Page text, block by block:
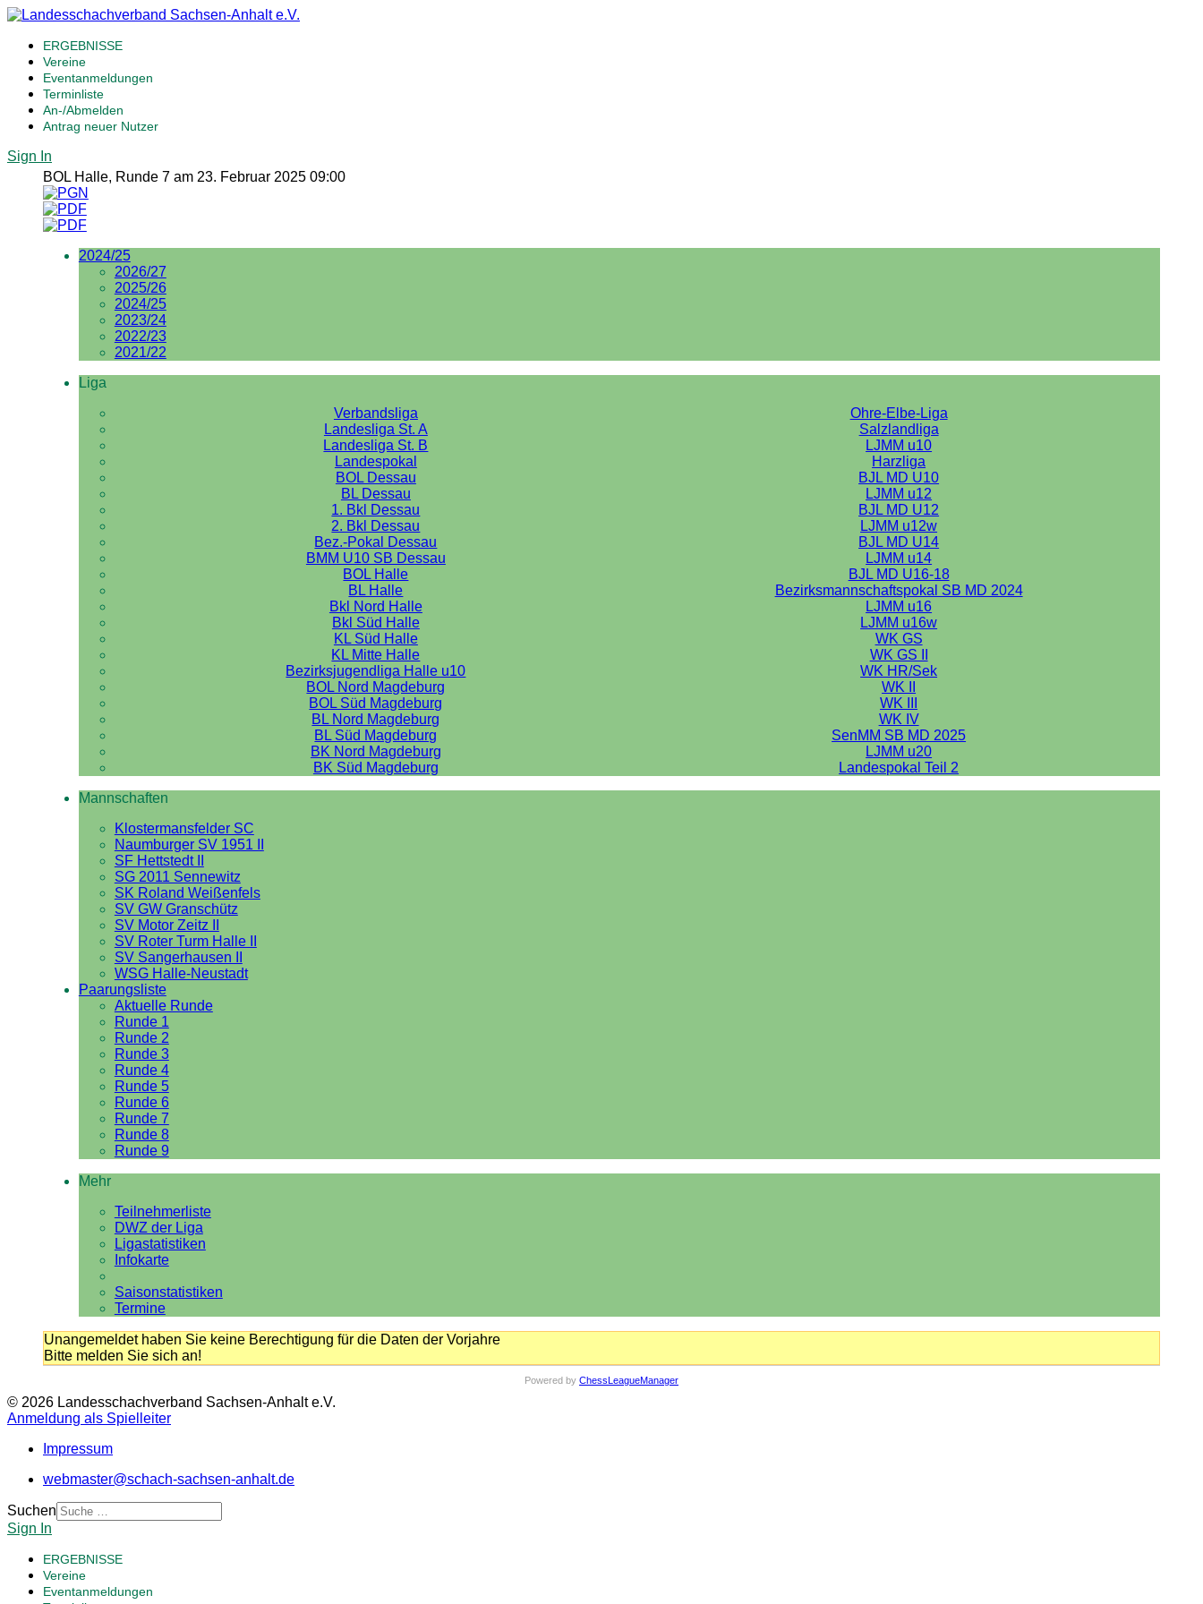
ERGEBNISSE
Vereine
Eventanmeldungen
Terminliste
An-/Abmelden
Antrag neuer Nutzer
Sign In
BOL Halle, Runde 7 am 23. Februar 2025 09:00
2024/25
2026/27
2025/26
2024/25
2023/24
2022/23
2021/22
Liga
Verbandsliga
Ohre-Elbe-Liga
Landesliga St. A
Salzlandliga
Landesliga St. B
LJMM u10
Landespokal
Harzliga
BOL Dessau
BJL MD U10
BL Dessau
LJMM u12
1. Bkl Dessau
BJL MD U12
2. Bkl Dessau
LJMM u12w
Bez.-Pokal Dessau
BJL MD U14
BMM U10 SB Dessau
LJMM u14
BOL Halle
BJL MD U16-18
BL Halle
Bezirksmannschaftspokal SB MD 2024
Bkl Nord Halle
LJMM u16
Bkl Süd Halle
LJMM u16w
KL Süd Halle
WK GS
KL Mitte Halle
WK GS II
Bezirksjugendliga Halle u10
WK HR/Sek
BOL Nord Magdeburg
WK II
BOL Süd Magdeburg
WK III
BL Nord Magdeburg
WK IV
BL Süd Magdeburg
SenMM SB MD 2025
BK Nord Magdeburg
LJMM u20
BK Süd Magdeburg
Landespokal Teil 2
Mannschaften
Klostermansfelder SC
Naumburger SV 1951 II
SF Hettstedt II
SG 2011 Sennewitz
SK Roland Weißenfels
SV GW Granschütz
SV Motor Zeitz II
SV Roter Turm Halle II
SV Sangerhausen II
WSG Halle-Neustadt
Paarungsliste
Aktuelle Runde
Runde 1
Runde 2
Runde 3
Runde 4
Runde 5
Runde 6
Runde 7
Runde 8
Runde 9
Mehr
Teilnehmerliste
DWZ der Liga
Ligastatistiken
Infokarte
Saisonstatistiken
Termine
Unangemeldet haben Sie keine Berechtigung für die Daten der Vorjahre
Bitte melden Sie sich an!
Powered by ChessLeagueManager
© 2026 Landesschachverband Sachsen-Anhalt e.V.
Anmeldung als Spielleiter
Impressum
webmaster@schach-sachsen-anhalt.de
Suchen
Sign In
ERGEBNISSE
Vereine
Eventanmeldungen